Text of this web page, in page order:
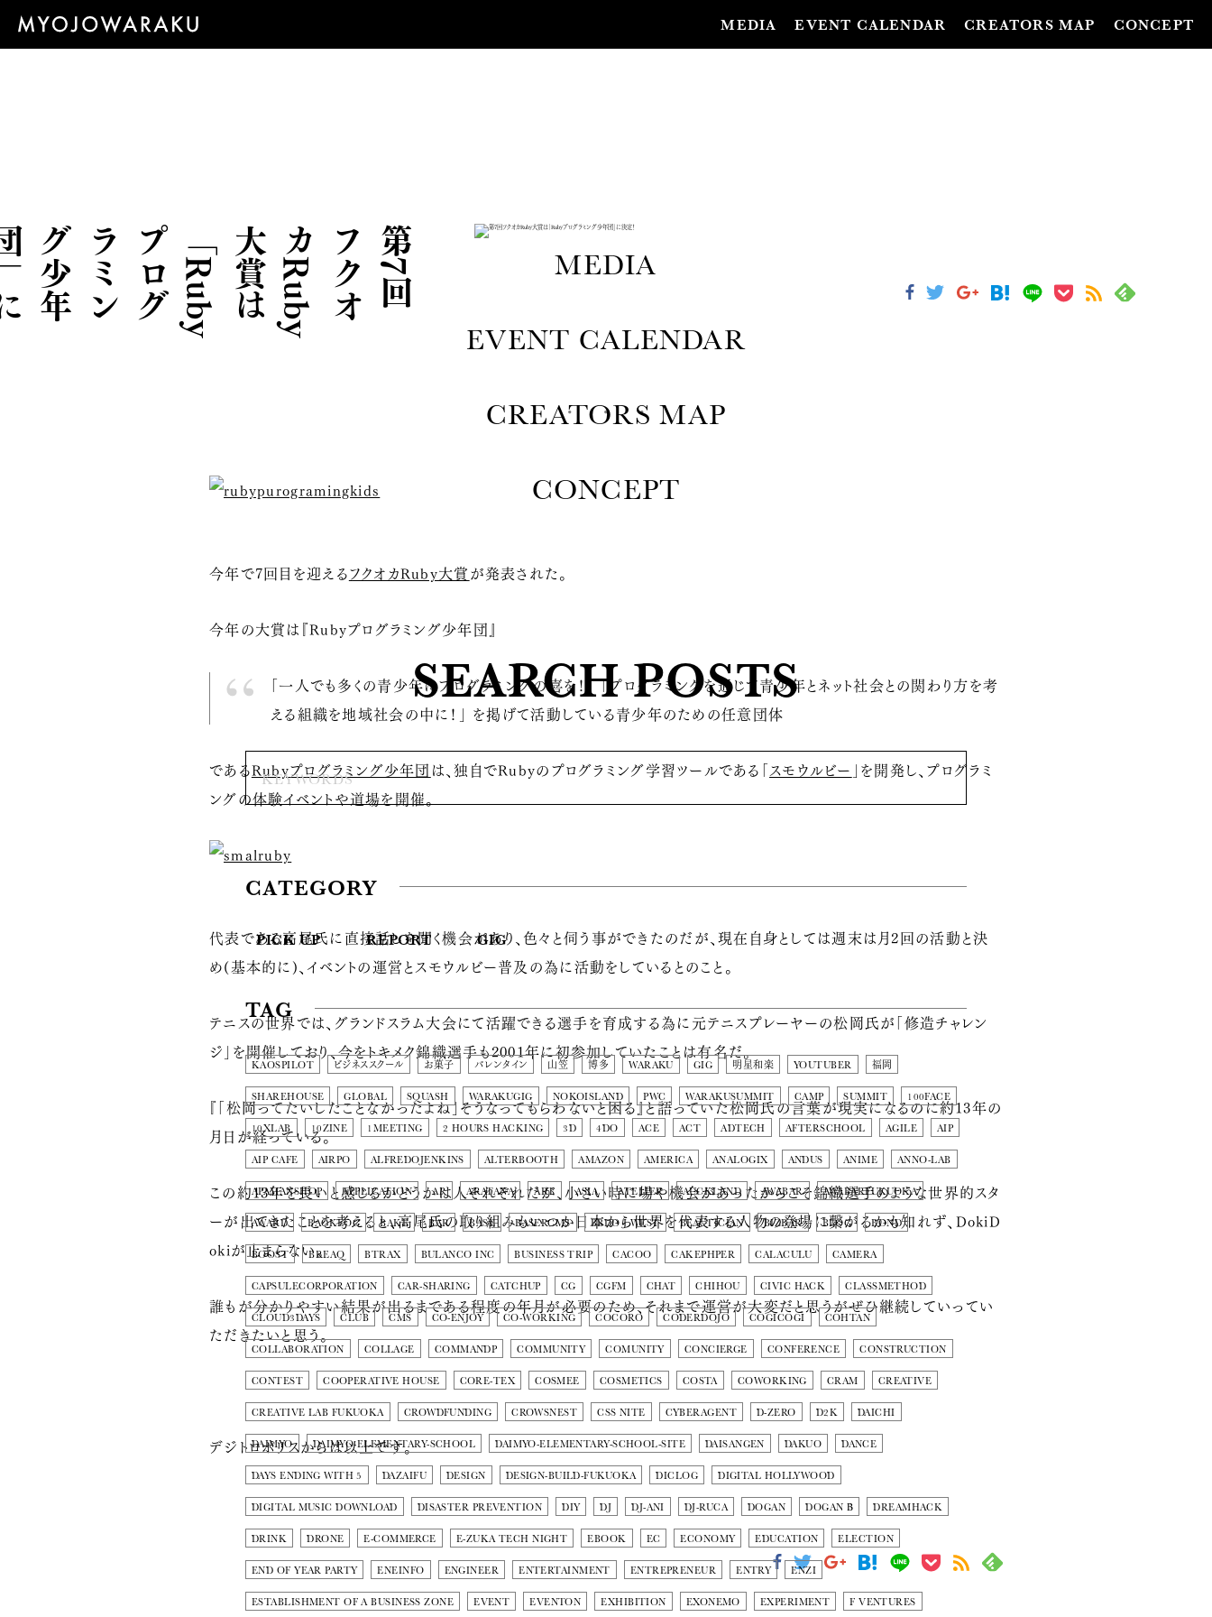
MEDIA EVENT CALENDAR CREATORS MAP CONCEPT
MEDIA
EVENT CALENDAR
CREATORS MAP
CONCEPT
SEARCH POSTS
CATEGORY
PICK UP REPORT GIG
TAG
KAOSPILOT ビジネススクール お菓子 バレンタイン 山笠 博多 WARAKU GIG 明星和楽 YOUTUBER 福岡
SHAREHOUSE GLOBAL SQUASH WARAKUGIG NOKOISLAND PWC WARAKUSUMMIT CAMP SUMMIT 100FACE
10XLAB 10ZINE 1MEETING 2 HOURS HACKING 3D 4DO ACE ACT ADTECH AFTERSCHOOL AGILE AIP
AIP CAFE AIRPO ALFREDOJENKINS ALTERBOOTH AMAZON AMERICA ANALOGIX ANDUS ANIME ANNO-LAB
APAMANSHOP APPLICATION AR ARATANA ART ASIA ATELIER AUCKLAND AWABAR AWABARFUKUOKA
AWARD BACKLOG BAKE BAR BASE BASERCMS BBDO J WEST BEAUTICIAN BIZBAR BLOG BOND
BOOST BREAQ BTRAX BULANCO INC BUSINESS TRIP CACOO CAKEPHPER CALACULU CAMERA
CAPSULECORPORATION CAR-SHARING CATCHUP CG CGFM CHAT CHIHOU CIVIC HACK CLASSMETHOD
CLOUD3DAYS CLUB CMS CO-ENJOY CO-WORKING COCORO CODERDOJO COGICOGI COHTAN
COLLABORATION COLLAGE COMMANDP COMMUNITY COMUNITY CONCIERGE CONFERENCE CONSTRUCTION
CONTEST COOPERATIVE HOUSE CORE-TEX COSMEE COSMETICS COSTA COWORKING CRAM CREATIVE
CREATIVE LAB FUKUOKA CROWDFUNDING CROWSNEST CSS NITE CYBERAGENT D-ZERO D2K DAICHI
DAIMYO DAIMYO-ELEMENTARY-SCHOOL DAIMYO-ELEMENTARY-SCHOOL-SITE DAISANGEN DAKUO DANCE
DAYS ENDING WITH 5 DAZAIFU DESIGN DESIGN-BUILD-FUKUOKA DICLOG DIGITAL HOLLYWOOD
DIGITAL MUSIC DOWNLOAD DISASTER PREVENTION DIY DJ DJ-ANI DJ-RUCA DOGAN DOGAN Β DREAMHACK
DRINK DRONE E-COMMERCE E-ZUKA TECH NIGHT EBOOK EC ECONOMY EDUCATION ELECTION
END OF YEAR PARTY ENEINFO ENGINEER ENTERTAINMENT ENTREPRENEUR ENTRY ENZI
ESTABLISHMENT OF A BUSINESS ZONE EVENT EVENTON EXHIBITION EXONEMO EXPERIMENT F VENTURES
第
7
回
フ
ク
オ
カ
R
u
b
y
大
賞
は
「
R
u
b
y
プ
ロ
グ
ラ
ミ
ン
グ
少
年
団
」
に
決
定
今年で7回目を迎えるフクオカRuby大賞が発表された。
今年の大賞は『Rubyプログラミング少年団』
「一人でも多くの青少年にプログラミングの喜を！」 「プログラミングを通じて青少年とネット社会との関わり方を考
える組織を地域社会の中に！」 を掲げて活動している青少年のための任意団体
であるRubyプログラミング少年団 は、独自でRubyのプログラミング学習ツールである「スモウルビー 」を開発し、プログラミ
ングの体験イベントや道場を開催。
代表である高尾氏に直接話しを聞く機会があり、色々と伺う事ができたのだが、現在自身としては週末は月2回の活動と決
め(基本的に)、イベントの運営とスモウルビー普及の為に活動をしているとのこと。
テニスの世界では、グランドスラム大会にて活躍できる選手を育成する為に元テニスプレーヤーの松岡氏が「修造チャレン
ジ」を開催しており、今をトキメク錦織選手も2001年に初参加していたことは有名だ。
『「松岡ってたいしたことなかったよね」そうなってもらわないと困る』と語っていた松岡氏の言葉が現実になるのに約13年の
月日が経っている。
この約13年を長いと感じるかどうかは人それぞれだが、小さい時に場や機会があったからこそ錦織選手のような世界的スタ
ーが出てきたことを考えると、高尾氏の取り組みもいつか日本から世界を代表する人物の登場に繋がるかも知れず、DokiD
okiが止まらない。
誰もが分かりやすい結果が出るまである程度の年月が必要のため、それまで運営が大変だと思うがぜひ継続していってい
ただきたいと思う。
デジトロポリスからは以上です。